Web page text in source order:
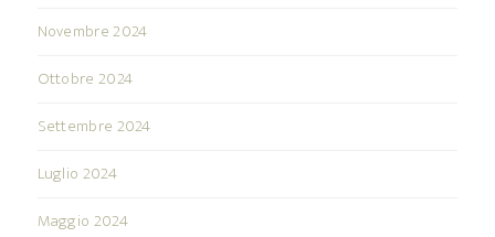
Novembre 2024
Ottobre 2024
Settembre 2024
Luglio 2024
Maggio 2024